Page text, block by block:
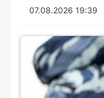
07.08.2026 19:39